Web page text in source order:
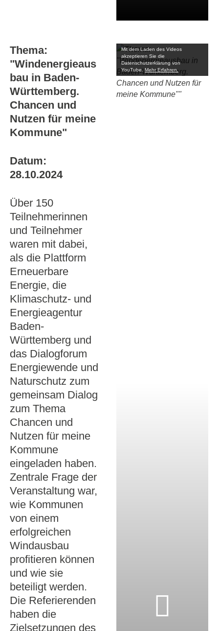
Thema:
"Windenergieaus
bau in Baden-
Württemberg.
Chancen und
Nutzen für meine
Kommune"
Datum:
28.10.2024
Über 150
Teilnehmerinnen
und Teilnehmer
waren mit dabei,
als die Plattform
Erneuerbare
Energie, die
Klimaschutz- und
Energieagentur
Baden-
Württemberg und
das Dialogforum
Energiewende und
Naturschutz zum
gemeinsam Dialog
zum Thema
Chancen und
Nutzen für meine
Kommune
eingeladen haben.
Zentrale Frage der
Veranstaltung war,
wie Kommunen
von einem
erfolgreichen
Windausbau
profitieren können
und wie sie
beteiligt werden.
Die Referierenden
haben die
Zielsetzungen des
Mit dem Laden des Videos
akzeptieren Sie die
Datenschutzerklärung von
YouTube. Mehr Erfahren.